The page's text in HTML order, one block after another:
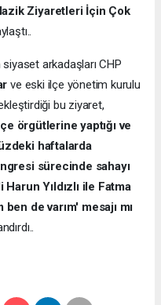
Ziyaretleri İçin Çok
siyaset arkadaşları CHP
ve eski ilçe yönetim kurulu
bu ziyaret,
örgütlerine yaptığı ve
haftalarda
sürecinde sahayı
Yıldızlı ile Fatma
de varım' mesajı mı